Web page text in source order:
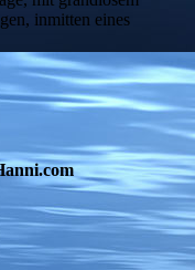
inmitten eines